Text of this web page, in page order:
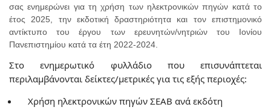
σας ενημερώνει για τη χρήση των ηλεκτρονικών πηγών κατά το
έτος 2025, την εκδοτική δραστηριότητα και τον επιστημονικό
αντίκτυπο του έργου των ερευνητών/νητριών του Ιονίου
Πανεπιστημίου κατά τα έτη 2022-2024.
Στο ενημερωτικό φυλλάδιο που επισυνάπτεται
περιλαμβάνονται δείκτες/μετρικές για τις εξής περιοχές:
Χρήση ηλεκτρονικών πηγών ΣΕΑΒ ανά εκδότη